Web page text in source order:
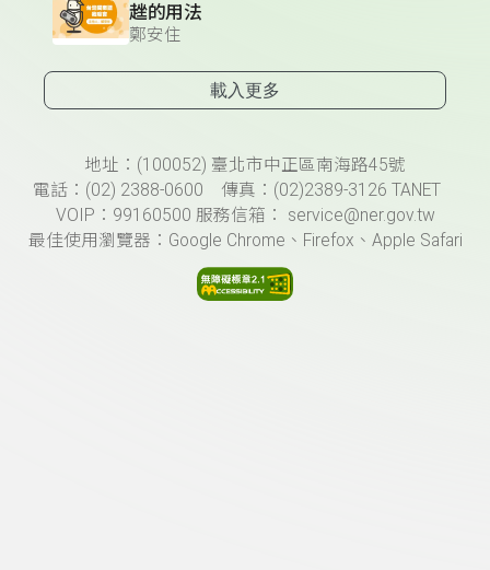
趖的用法
鄭安住
載入更多
頁尾資訊地址：(100052) 臺北市中正區南海路45號
電話：(02) 2388-0600 傳真：(02)2389-3126 TANET
VOIP：99160500 服務信箱： service@ner.gov.tw
最佳使用瀏覽器：Google Chrome、Firefox、Apple Safari